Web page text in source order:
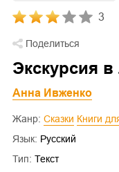
3
Поделиться
Экскурсия
Анна Ивженко
Жанр: Сказки
Книги
Язык: Русский
Тип: Текст